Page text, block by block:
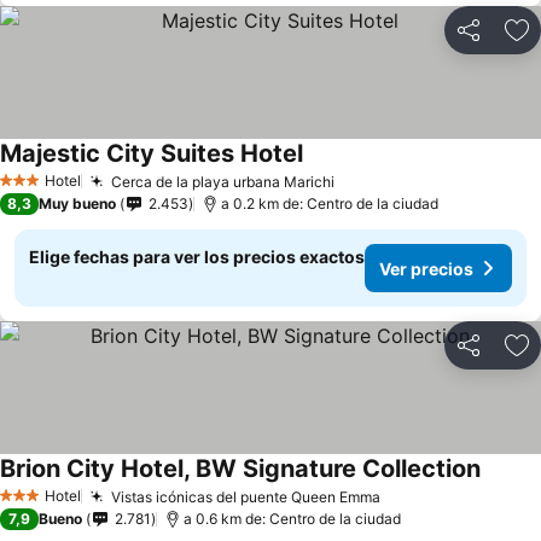
Compartir
3 Estrellas
Hotel Cerca de la playa urbana Marichi
Majestic City Suites HotelVer precios
8,3 Muy bueno 2.453 a 0.2 km de: Centro de la ciudad
Elige fechas para ver los precios exactos
Ver precios
Compartir
3 Estrellas
Hotel Vistas icónicas del puente Queen Emma
Brion City Hotel, BW Signature CollectionVer
7,9 Bueno 2.781 a 0.6 km de: Centro de la ciudad